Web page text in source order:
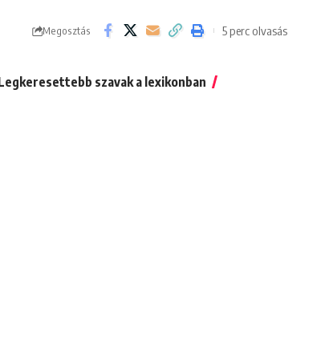
Megosztás 5 perc olvasás
szavak a lexikonban